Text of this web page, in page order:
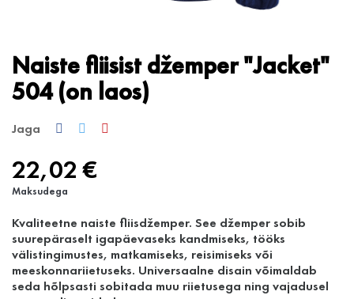
Naiste fliisist džemper "Jacket"
504 (on laos)
Jaga
22,02 €
Maksudega
Kvaliteetne naiste fliisdžemper. See džemper sobib
suurepäraselt igapäevaseks kandmiseks, tööks
välistingimustes, matkamiseks, reisimiseks või
meeskonnariietuseks. Universaalne disain võimaldab
seda hõlpsasti sobitada muu riietusega ning vajadusel